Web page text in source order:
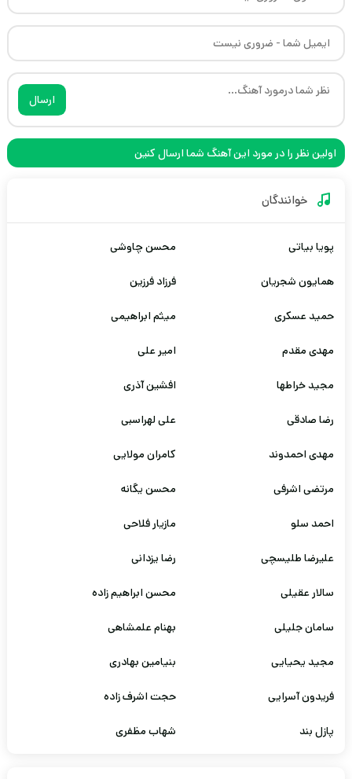
ارسال
اولین نظر را در مورد این آهنگ شما ارسال کنین
خوانندگان
پویا بیاتی محسن چاوشی
همایون شجریان فرزاد فرزین
حمید عسکری میثم ابراهیمی
مهدی مقدم امیر علی
مجید خراطها افشین آذری
رضا صادقی علی لهراسبی
مهدی احمدوند کامران مولایی
مرتضی اشرفی محسن یگانه
احمد سلو مازیار فلاحی
علیرضا طلیسچی رضا یزدانی
سالار عقیلی محسن ابراهیم زاده
سامان جلیلی بهنام علمشاهی
مجید یحیایی بنیامین بهادری
فریدون آسرایی حجت اشرف زاده
پازل بند شهاب مظفری